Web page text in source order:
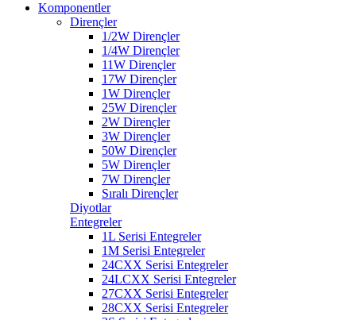
Komponentler
Dirençler
1/2W Dirençler
1/4W Dirençler
11W Dirençler
17W Dirençler
1W Dirençler
25W Dirençler
2W Dirençler
3W Dirençler
50W Dirençler
5W Dirençler
7W Dirençler
Sıralı Dirençler
Diyotlar
Entegreler
1L Serisi Entegreler
1M Serisi Entegreler
24CXX Serisi Entegreler
24LCXX Serisi Entegreler
27CXX Serisi Entegreler
28CXX Serisi Entegreler